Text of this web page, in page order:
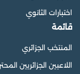
اختبارات الثانوي
قائمة
المنتخب الجزائري
اللاعبين الجزائريين